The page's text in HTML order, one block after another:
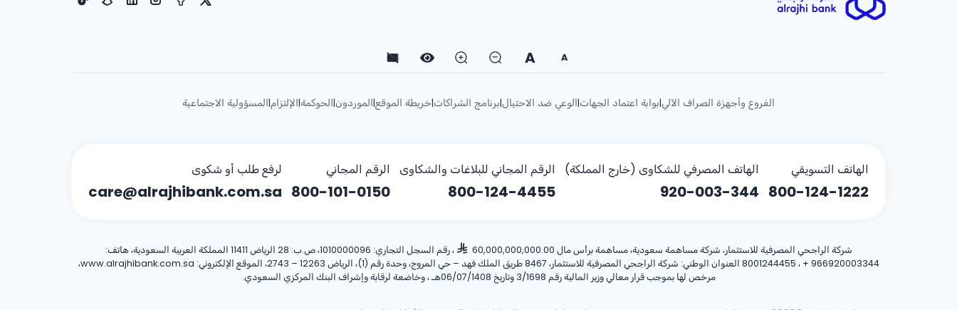
A
A
الفروع وأجهزة الصراف الآلي|بوابة اعتماد الجهات|الوعي ضد الاحتيال|برنامج الشراكات|خريطة الموقع|الموردون|الحوكمة|الإلتزام|المسؤولية الاجتماعية
الهاتف التسويقي
800-124-1222
الهاتف المصرفي للشكاوى (خارج المملكة)
920-003-344
الرقم المجاني للبلاغات والشكاوى
800-124-4455
الرقم المجاني
800-101-0150
لرفع طلب أو شكوى
care@alrajhibank.com.sa
شركة الراجحي المصرفية للاستثمار، شركة مساهمة سعودية، مساهمة برأس مال 60,000,000,000.00
، رقم السجل التجاري: 1010000096، ص.ب: 28 الرياض 11411 المملكة العربية السعودية، هاتف:
+ 966920003344
، 8001244455 العنوان الوطني: شركة الراجحي المصرفية للاستثمار، 8467 طريق الملك فهد – حي المروج، وحدة رقم (1)، الرياض 12263 – 2743، الموقع الإلكتروني: www.alrajhibank.com.sa،
مرخص لها بموجب قرار معالي وزير المالية رقم 3/1698 وتاريخ 06/07/1408هـ ، وخاضعة لرقابة وإشراف البنك المركزي السعودي.